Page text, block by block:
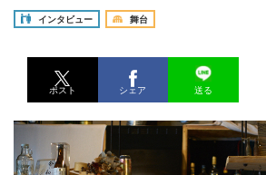
インタビュー
舞台
ポスト シェア 送る